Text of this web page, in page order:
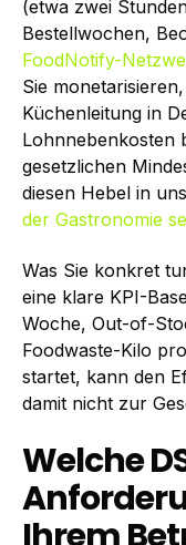
(etwa zwei
Bestellwochen,
FoodNotify-
Sie
Küchenleitung in
Lohnnebenkosten
gesetzlichen
diesen Hebel in
der Gastronomie
Was Sie konkret
eine klare KPI-
Woche, Out-of-
Foodwaste-Kilo
startet, kann den
damit nicht zur
Welche